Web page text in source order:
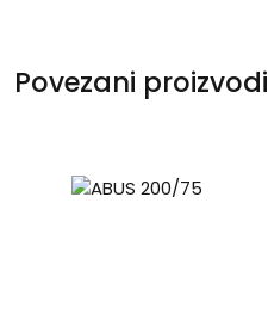
Povezani proizvodi